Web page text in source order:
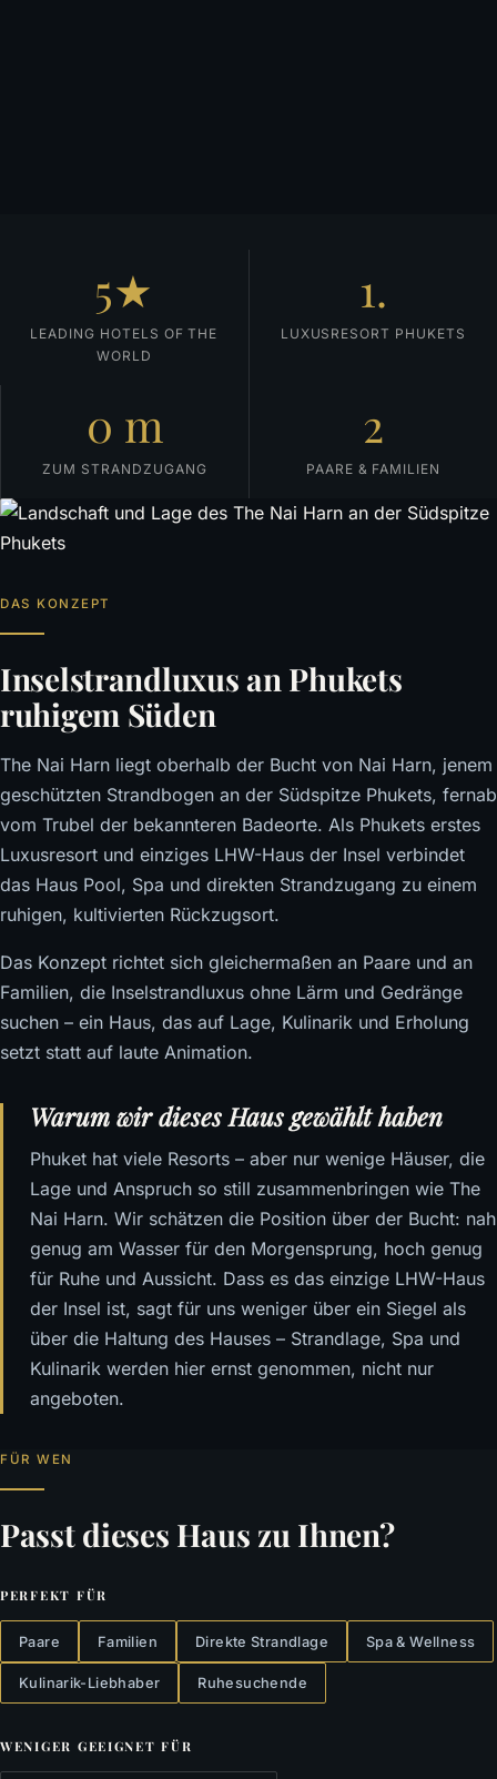
5★
LEADING HOTELS OF THE
WORLD
1.
LUXUSRESORT PHUKETS
0 m
ZUM STRANDZUGANG
2
PAARE & FAMILIEN
DAS KONZEPT
Inselstrandluxus an Phukets
ruhigem Süden
The Nai Harn liegt oberhalb der Bucht von Nai Harn, jenem
geschützten Strandbogen an der Südspitze Phukets, fernab
vom Trubel der bekannteren Badeorte. Als Phukets erstes
Luxusresort und einziges LHW-Haus der Insel verbindet
das Haus Pool, Spa und direkten Strandzugang zu einem
ruhigen, kultivierten Rückzugsort.
Das Konzept richtet sich gleichermaßen an Paare und an
Familien, die Inselstrandluxus ohne Lärm und Gedränge
suchen – ein Haus, das auf Lage, Kulinarik und Erholung
setzt statt auf laute Animation.
Warum wir dieses Haus gewählt haben
Phuket hat viele Resorts – aber nur wenige Häuser, die
Lage und Anspruch so still zusammenbringen wie The
Nai Harn. Wir schätzen die Position über der Bucht: nah
genug am Wasser für den Morgensprung, hoch genug
für Ruhe und Aussicht. Dass es das einzige LHW-Haus
der Insel ist, sagt für uns weniger über ein Siegel als
über die Haltung des Hauses – Strandlage, Spa und
Kulinarik werden hier ernst genommen, nicht nur
angeboten.
FÜR WEN
Passt dieses Haus zu Ihnen?
PERFEKT FÜR
Paare Familien Direkte Strandlage Spa & Wellness
Kulinarik-Liebhaber Ruhesuchende
WENIGER GEEIGNET FÜR